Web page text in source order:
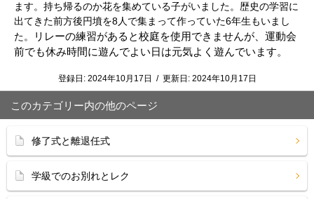
ます。持ち帰るのか花を集めている子がいました。歴史の学習に
出てきた前方後円墳を8人で集まって作っていた6年生もいまし
た。
リレーの練習があると校庭を使用できませんが、運動会
前でも休み時間に遊んでよい日は元気よく遊んでいます。
登録日: 2024年10月17日 / 更新日: 2024年10月17日
このカテゴリー内の他のページ
修了式と離退任式
学級でのお別れとレク